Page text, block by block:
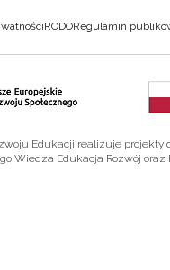
RODORegulamin
Edukacji realizuje
Wiedza Edukacja Rozwój